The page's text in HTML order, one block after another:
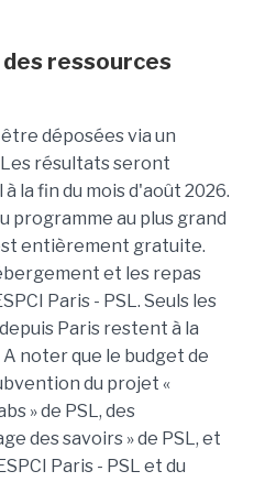
ressources
déposées via un
Les résultats seront
la fin du mois d'août 2026.
programme au plus grand
entièrement gratuite.
et les repas
Paris - PSL. Seuls les
Paris restent à la
noter que le budget de
du projet «
» de PSL, des
des savoirs » de PSL, et
Paris - PSL et du